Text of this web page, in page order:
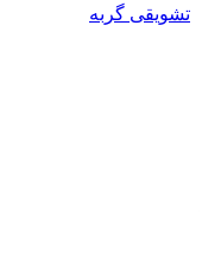
تشویقی گربه